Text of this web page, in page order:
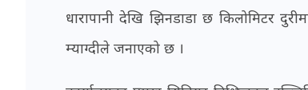
धारापानी देखि झिनडाडा छ किलोमिटर
म्याग्दीले जनाएको छ ।